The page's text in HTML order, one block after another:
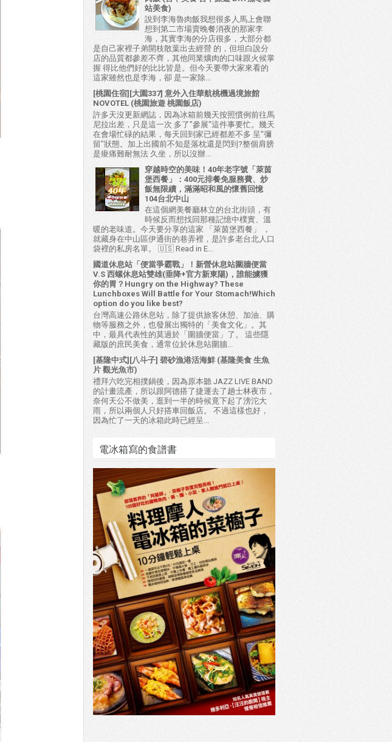
站美食)
說到李海魯肉飯我想很多人馬上會聯
想到第二市場賣晚餐消夜的那家李
海，其實李海的分店很多，大部分都
是自己家裡子弟開枝散葉出去經營 的，但坦白說分
店的品質都參差不齊，其他同業爌肉的口味跟火候掌
握 得比他們好的比比皆是。但今天要帶大家來看的
這家雖然也是李海，卻 是一家除...
[桃園住宿][大園337] 意外入住華航桃機過境旅館
NOVOTEL (桃園旅遊 桃園飯店)
許多天沒更新網誌，因為冰箱前幾天按照慣例前往馬
尼拉出差，只是這一次 多了"參展"這件事要忙。幾天
在會場忙碌的結果，每天回到家已經都差不多 呈"彌
留"狀態。加上出國前不知是落枕還是閃到?整個肩膀
是痠痛難耐無法 久坐，所以沒辦...
穿越時空的美味！40年老字號「萊茵
堡西餐」：400元排餐免服務費、炒
飯無限續，滿滿昭和風的懷舊回憶
104台北中山
在這個網美餐廳林立的台北街頭，有
時候反而想找回那種記憶中樸實、溫
暖的老味道。今天要分享的這家 「萊茵堡西餐」 ，
就藏身在中山區伊通街的巷弄裡，是許多老台北人口
袋裡的私房名單。 🇺🇸 Read in E...
國道休息站「便當爭霸戰」！新營休息站圍牆便當
V.S 西螺休息站雙雄(垂降+官方新東陽)，誰能擄獲
你的胃？Hungry on the Highway? These
Lunchboxes Will Battle for Your Stomach!Which
option do you like best?
台灣高速公路休息站，除了提供旅客休憩、加油、購
物等服務之外，也發展出獨特的「美食文化」。其
中，最具代表性的莫過於「圍牆便當」了。 這些隱
藏版的庶民美食，通常位於休息站圍牆...
[基隆中式][八斗子] 碧砂漁港活海鮮 (基隆美食 生魚
片 觀光魚市)
禮拜六吃完相撲鍋後，因為原本聽 JAZZ LIVE BAND
的計畫流產，所以跟阿德搭了捷運去了趟士林夜市，
奈何天公不做美，逛到一半的時候竟下起了滂沱大
雨，所以兩個人只好搭車回飯店。 不過這樣也好，
因為忙了一天的冰箱此時已經呈...
電冰箱寫的食譜書